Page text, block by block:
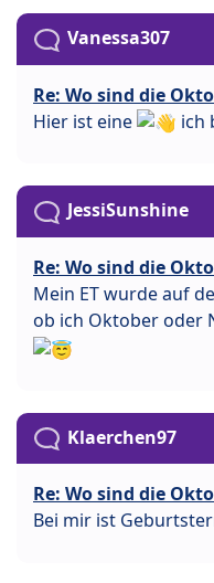
Vanessa307
Re: Wo sind die
Hier ist eine
ich
JessiSunshine
Re: Wo sind die
Mein ET wurde auf
ob ich Oktober oder
Klaerchen97
Re: Wo sind die
Bei mir ist